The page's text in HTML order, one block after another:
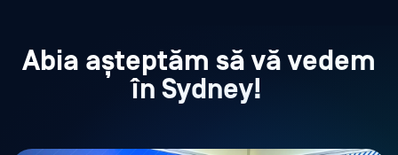
Abia așteptăm să vă vedem
în Sydney!